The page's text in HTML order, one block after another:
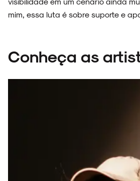
mim, essa luta é sobre suporte e
Conheça as